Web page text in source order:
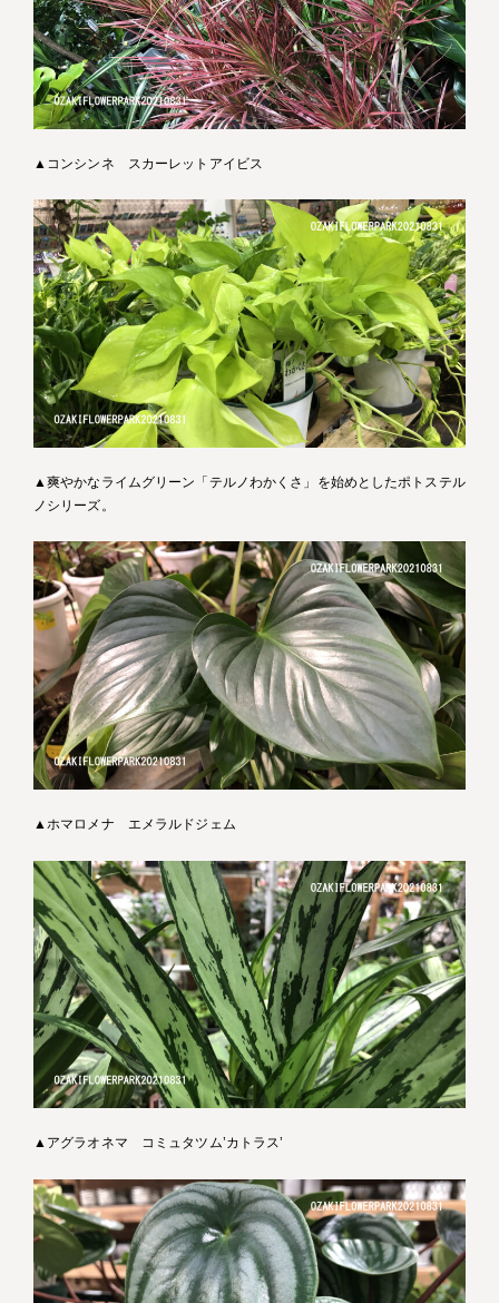
▲コンシンネ スカーレットアイビス
▲爽やかなライムグリーン「テルノわかくさ」を始めとしたポトステル
ノシリーズ。
▲ホマロメナ エメラルドジェム
▲アグラオネマ コミュタツム’カトラス’